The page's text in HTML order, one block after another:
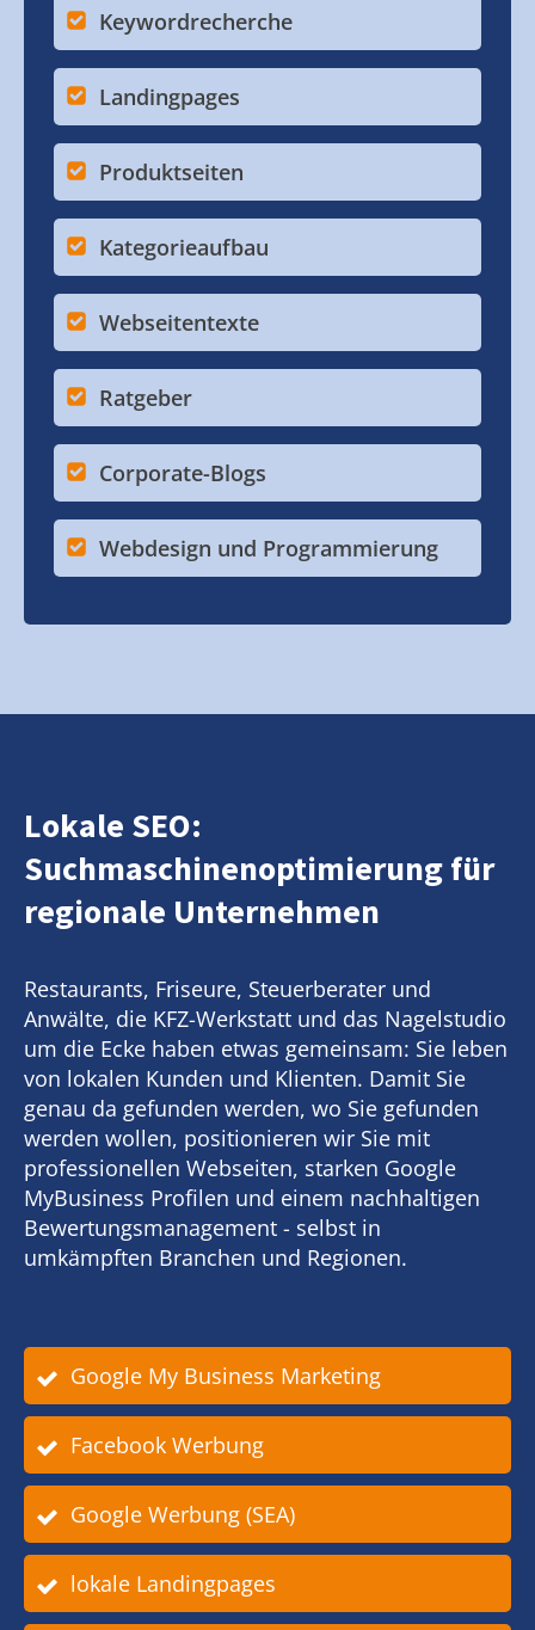
Keywordrecherche
Landingpages
Produktseiten
Kategorieaufbau
Webseitentexte
Ratgeber
Corporate-Blogs
Webdesign und Programmierung
Lokale SEO:
Suchmaschinenoptimierung für
regionale Unternehmen
Restaurants, Friseure, Steuerberater und
Anwälte, die KFZ-Werkstatt und das Nagelstudio
um die Ecke haben etwas gemeinsam: Sie leben
von lokalen Kunden und Klienten. Damit Sie
genau da gefunden werden, wo Sie gefunden
werden wollen, positionieren wir Sie mit
professionellen Webseiten, starken Google
MyBusiness Profilen und einem nachhaltigen
Bewertungsmanagement - selbst in
umkämpften Branchen und Regionen.
Google My Business Marketing
Facebook Werbung
Google Werbung (SEA)
lokale Landingpages